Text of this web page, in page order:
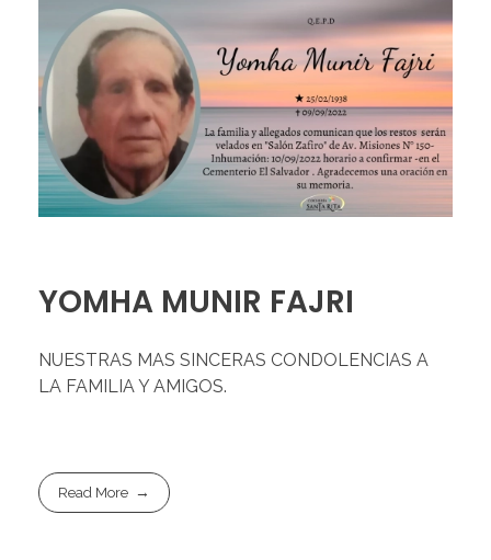
YOMHA MUNIR FAJRI
NUESTRAS MAS SINCERAS CONDOLENCIAS A
LA FAMILIA Y AMIGOS.
Read More